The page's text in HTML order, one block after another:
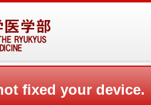
fixed your device.